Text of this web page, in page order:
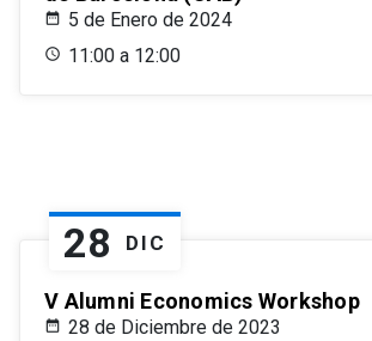
5 de Enero de 2024
11:00 a 12:00
28 DIC
V Alumni Economics Workshop
28 de Diciembre de 2023